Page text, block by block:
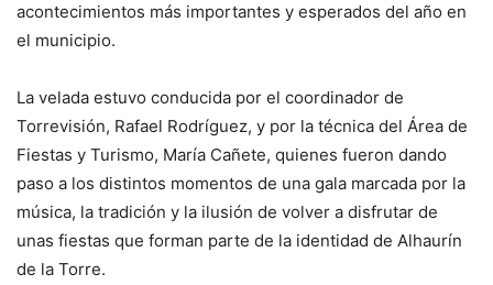
acontecimientos más importantes y esperados del año en
el municipio.
La velada estuvo conducida por el coordinador de
Torrevisión, Rafael Rodríguez, y por la técnica del Área de
Fiestas y Turismo, María Cañete, quienes fueron dando
paso a los distintos momentos de una gala marcada por la
música, la tradición y la ilusión de volver a disfrutar de
unas fiestas que forman parte de la identidad de Alhaurín
de la Torre.